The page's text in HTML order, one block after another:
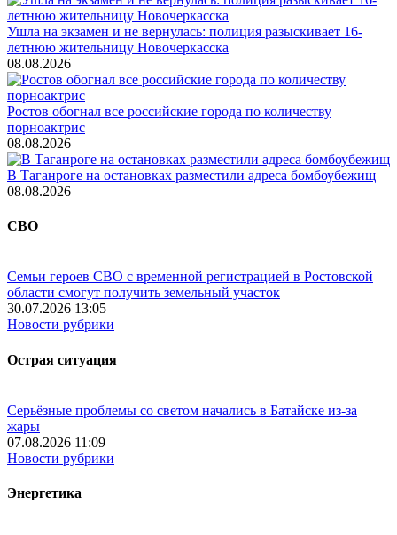
Ушла на экзамен и не вернулась: полиция разыскивает 16-
летнюю жительницу Новочеркасска
08.08.2026
Ростов обогнал все российские города по количеству
порноактрис
08.08.2026
В Таганроге на остановках разместили адреса бомбоубежищ
08.08.2026
СВО
Семьи героев СВО с временной регистрацией в Ростовской
области смогут получить земельный участок
30.07.2026 13:05
Новости рубрики
Острая ситуация
Серьёзные проблемы со светом начались в Батайске из-за
жары
07.08.2026 11:09
Новости рубрики
Энергетика